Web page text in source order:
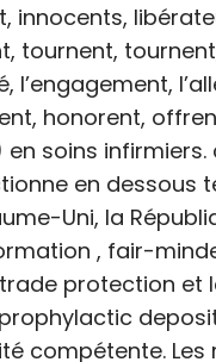
innocents,
tournent,
honorent,
soins
en dessous
Uni, la
, fair-
protection et
compétente.